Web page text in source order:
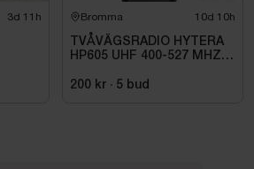
3d 11h Bromma 10d 10h
TVÅVÄGSRADIO HYTERA
HP605 UHF 400-527 MHZ
200 kr · 5 bud